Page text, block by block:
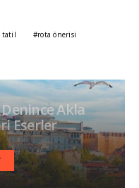
tatil rota önerisi
Akla
Eserler